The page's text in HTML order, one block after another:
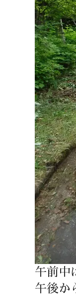
午前中
午後か